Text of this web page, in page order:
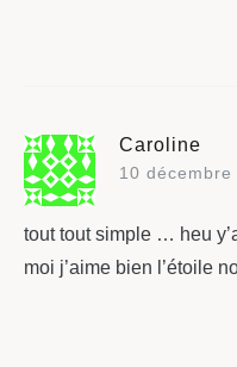
Caroline
10
tout tout simple … heu
moi j’aime bien l’étoile